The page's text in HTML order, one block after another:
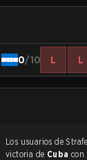
0/10 L L
Los usuarios de Strafe tenían un claro favorito en este partido, y
victoria de Cuba con